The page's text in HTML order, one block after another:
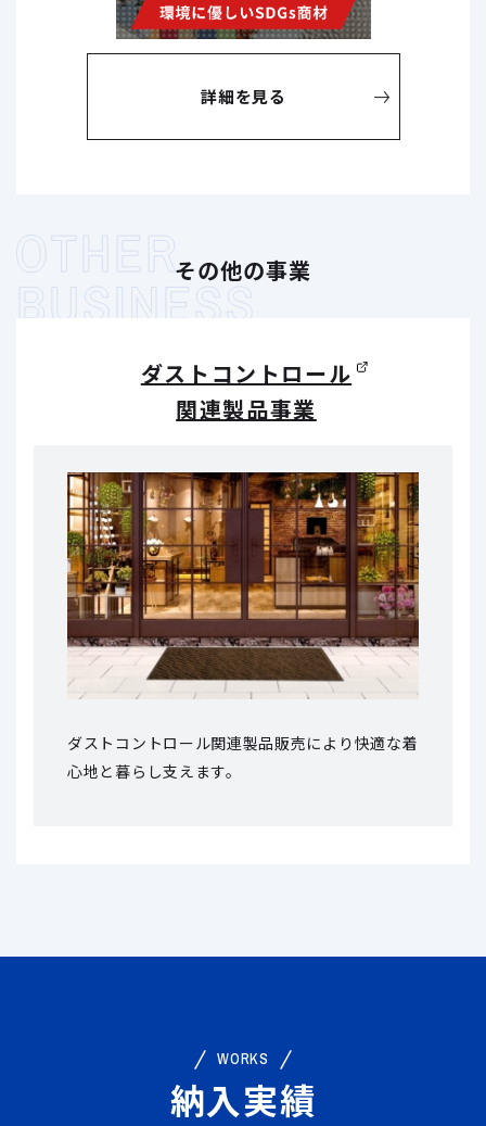
詳細を見る
その他の事業
ダストコントロール
関連製品事業
ダストコントロール関連製品販売により 快適な着
心地と暮らし支えます。
WORKS
納入実績